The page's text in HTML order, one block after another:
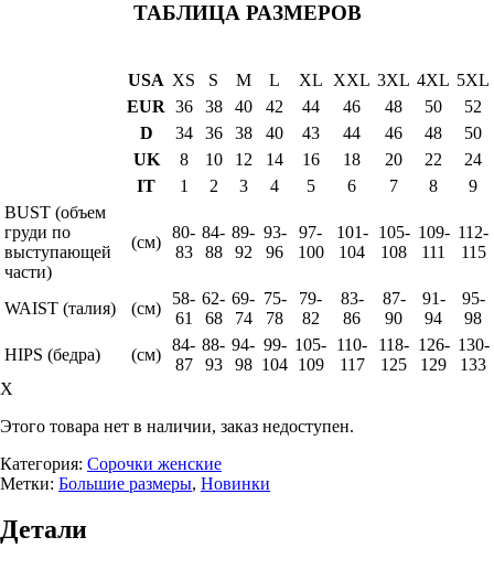
ТАБЛИЦА РАЗМЕРОВ
USA XS S M L XL XXL 3XL 4XL 5XL
EUR 36 38 40 42 44 46 48 50
52
D
34 36 38 40 43 44 46 48
50
UK
8 10 12 14 16 18 20 22
24
IT
1 2 3 4 5 6 7 8
9
BUST (объем
груди по
выступающей
части)
(см)
80-
83
84-
88
89-
92
93-
96
97-
100
101-
104
105-
108
109-
111
112-
115
WAIST (талия) (см)
58-
61
62-
68
69-
74
75-
78
79-
82
83-
86
87-
90
91-
94
95-
98
HIPS (бедра)
(см)
84-
87
88-
93
94-
98
99-
104
105-
109
110-
117
118-
125
126-
129
130-
133
X
Этого товара нет в наличии, заказ недоступен.
Категория: Сорочки женские
Метки: Большие размеры, Новинки
Детали